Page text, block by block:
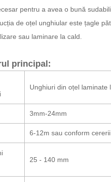
pentru a avea o bună
de oțel unghiular este țagle
sau laminare la cald.
principal:
Unghiuri din oțel laminate
3mm-24mm
6-12m sau conform
25 - 140 mm